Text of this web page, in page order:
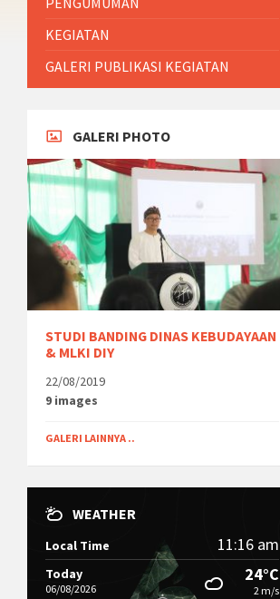
KEGIATAN
GALERI PUBLIKASI KEGIATAN
GALERI PHOTO
STUDI BANDING DINAS KEBUDAYAAN
& MLKI DIY
22/08/2019
9 images
GALERI LAINNYA ..
WEATHER
Local Time 11:16 am
Today
06/08/2026
24°C
2 m/s